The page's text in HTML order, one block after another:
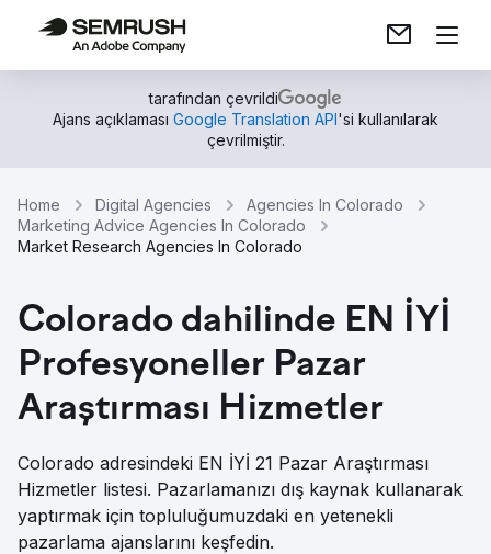
tarafından çevrildi
Ajans açıklaması Google Translation API'si kullanılarak
çevrilmiştir.
Home Digital Agencies
Agencies In Colorado
Marketing Advice Agencies In Colorado
Market Research Agencies In Colorado
Colorado dahilinde EN İYİ
Profesyoneller Pazar
Araştırması Hizmetler
Colorado adresindeki EN İYİ 21 Pazar Araştırması
Hizmetler listesi. Pazarlamanızı dış kaynak kullanarak
yaptırmak için topluluğumuzdaki en yetenekli
pazarlama ajanslarını keşfedin.